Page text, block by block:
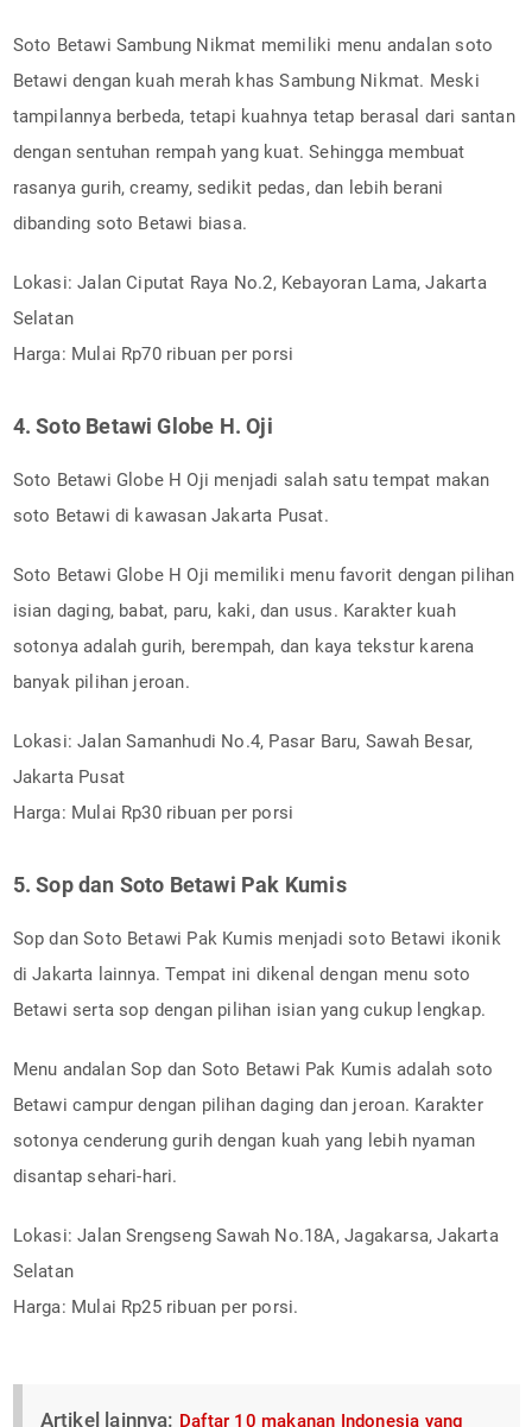
Soto Betawi Sambung Nikmat memiliki menu andalan soto
Betawi dengan kuah merah khas Sambung Nikmat. Meski
tampilannya berbeda, tetapi kuahnya tetap berasal dari santan
dengan sentuhan rempah yang kuat. Sehingga membuat
rasanya gurih, creamy, sedikit pedas, dan lebih berani
dibanding soto Betawi biasa.
Lokasi: Jalan Ciputat Raya No.2, Kebayoran Lama, Jakarta
Selatan
Harga: Mulai Rp70 ribuan per porsi
4. Soto Betawi Globe H. Oji
Soto Betawi Globe H Oji menjadi salah satu tempat makan
soto Betawi di kawasan Jakarta Pusat.
Soto Betawi Globe H Oji memiliki menu favorit dengan pilihan
isian daging, babat, paru, kaki, dan usus. Karakter kuah
sotonya adalah gurih, berempah, dan kaya tekstur karena
banyak pilihan jeroan.
Lokasi: Jalan Samanhudi No.4, Pasar Baru, Sawah Besar,
Jakarta Pusat
Harga: Mulai Rp30 ribuan per porsi
5. Sop dan Soto Betawi Pak Kumis
Sop dan Soto Betawi Pak Kumis menjadi soto Betawi ikonik
di Jakarta lainnya. Tempat ini dikenal dengan menu soto
Betawi serta sop dengan pilihan isian yang cukup lengkap.
Menu andalan Sop dan Soto Betawi Pak Kumis adalah soto
Betawi campur dengan pilihan daging dan jeroan. Karakter
sotonya cenderung gurih dengan kuah yang lebih nyaman
disantap sehari-hari.
Lokasi: Jalan Srengseng Sawah No.18A, Jagakarsa, Jakarta
Selatan
Harga: Mulai Rp25 ribuan per porsi.
Artikel lainnya: Daftar 10 makanan Indonesia yang